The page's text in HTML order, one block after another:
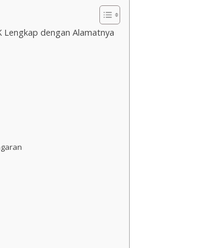
dengan Alamatnya